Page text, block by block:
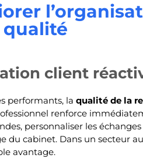
qualité
client
performants, la qualité de la
renforce
personnaliser les
du cabinet. Dans un secteur
avantage.